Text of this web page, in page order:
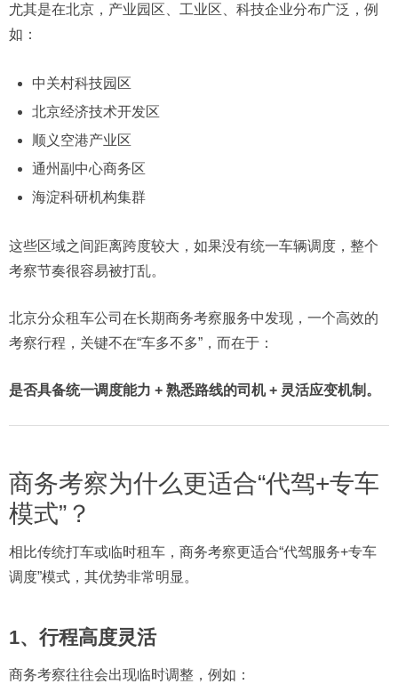
尤其是在北京，产业园区、工业区、科技企业分布广泛，例
如：
中关村科技园区
北京经济技术开发区
顺义空港产业区
通州副中心商务区
海淀科研机构集群
这些区域之间距离跨度较大，如果没有统一车辆调度，整个
考察节奏很容易被打乱。
北京分众租车公司在长期商务考察服务中发现，一个高效的
考察行程，关键不在“车多不多”，而在于：
是否具备统一调度能力 + 熟悉路线的司机 + 灵活应变机制。
商务考察为什么更适合“代驾+专车
模式”？
相比传统打车或临时租车，商务考察更适合“代驾服务+专车
调度”模式，其优势非常明显。
1、行程高度灵活
商务考察往往会出现临时调整，例如：